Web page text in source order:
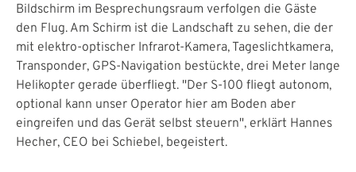
Bildschirm im Besprechungsraum verfolgen die Gäste
den Flug. Am Schirm ist die Landschaft zu sehen, die der
mit elektro-optischer Infrarot-Kamera, Tageslichtkamera,
Transponder, GPS-Navigation bestückte, drei Meter lange
Helikopter gerade überfliegt. "Der S-100 fliegt autonom,
optional kann unser Operator hier am Boden aber
eingreifen und das Gerät selbst steuern", erklärt Hannes
Hecher, CEO bei Schiebel, begeistert.